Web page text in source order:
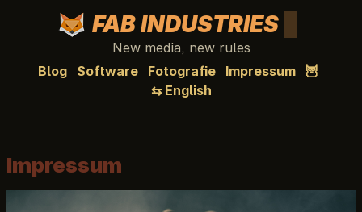
FAB INDUSTRIES
New media, new rules
Blog
Software Fotografie Impressum
🦉
⇆ English
Impressum